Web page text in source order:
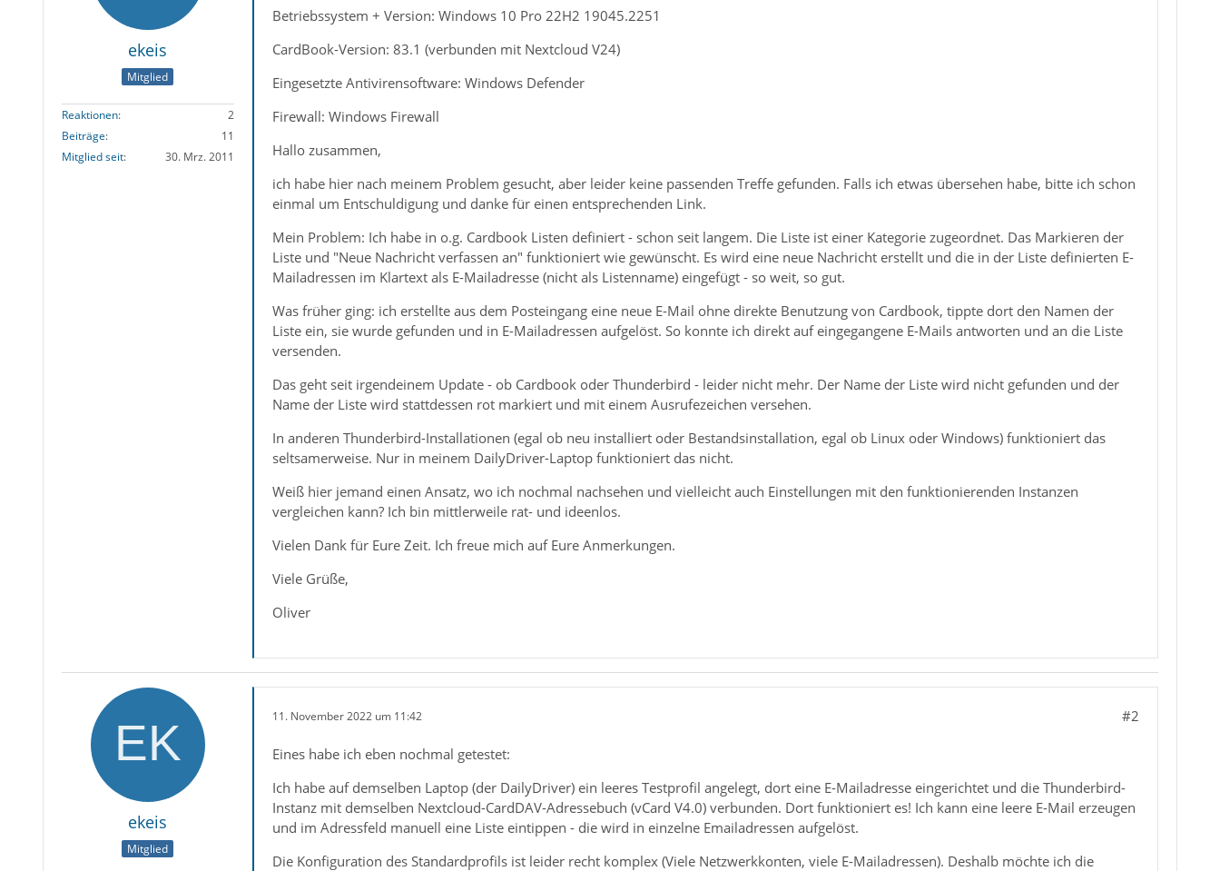
ekeis
Mitglied
Reaktionen
2
Beiträge
11
Mitglied seit
30. Mrz. 2011
Betriebssystem + Version: Windows 10 Pro 22H2 19045.2251
CardBook-Version: 83.1 (verbunden mit Nextcloud V24)
Eingesetzte Antivirensoftware: Windows Defender
Firewall: Windows Firewall
Hallo zusammen,
ich habe hier nach meinem Problem gesucht, aber leider keine passenden Treffe gefunden. Falls ich etwas übersehen habe, bitte ich schon
einmal um Entschuldigung und danke für einen entsprechenden Link.
Mein Problem: Ich habe in o.g. Cardbook Listen definiert - schon seit langem. Die Liste ist einer Kategorie zugeordnet. Das Markieren der
Liste und "Neue Nachricht verfassen an" funktioniert wie gewünscht. Es wird eine neue Nachricht erstellt und die in der Liste definierten E-
Mailadressen im Klartext als E-Mailadresse (nicht als Listenname) eingefügt - so weit, so gut.
Was früher ging: ich erstellte aus dem Posteingang eine neue E-Mail ohne direkte Benutzung von Cardbook, tippte dort den Namen der
Liste ein, sie wurde gefunden und in E-Mailadressen aufgelöst. So konnte ich direkt auf eingegangene E-Mails antworten und an die Liste
versenden.
Das geht seit irgendeinem Update - ob Cardbook oder Thunderbird - leider nicht mehr. Der Name der Liste wird nicht gefunden und der
Name der Liste wird stattdessen rot markiert und mit einem Ausrufezeichen versehen.
In anderen Thunderbird-Installationen (egal ob neu installiert oder Bestandsinstallation, egal ob Linux oder Windows) funktioniert das
seltsamerweise. Nur in meinem DailyDriver-Laptop funktioniert das nicht.
Weiß hier jemand einen Ansatz, wo ich nochmal nachsehen und vielleicht auch Einstellungen mit den funktionierenden Instanzen
vergleichen kann? Ich bin mittlerweile rat- und ideenlos.
Vielen Dank für Eure Zeit. Ich freue mich auf Eure Anmerkungen.
Viele Grüße,
Oliver
ekeis
Mitglied
11. November 2022 um 11:42 #2
Eines habe ich eben nochmal getestet:
Ich habe auf demselben Laptop (der DailyDriver) ein leeres Testprofil angelegt, dort eine E-Mailadresse eingerichtet und die Thunderbird-
Instanz mit demselben Nextcloud-CardDAV-Adressebuch (vCard V4.0) verbunden. Dort funktioniert es! Ich kann eine leere E-Mail erzeugen
und im Adressfeld manuell eine Liste eintippen - die wird in einzelne Emailadressen aufgelöst.
Die Konfiguration des Standardprofils ist leider recht komplex (Viele Netzwerkkonten, viele E-Mailadressen). Deshalb möchte ich die